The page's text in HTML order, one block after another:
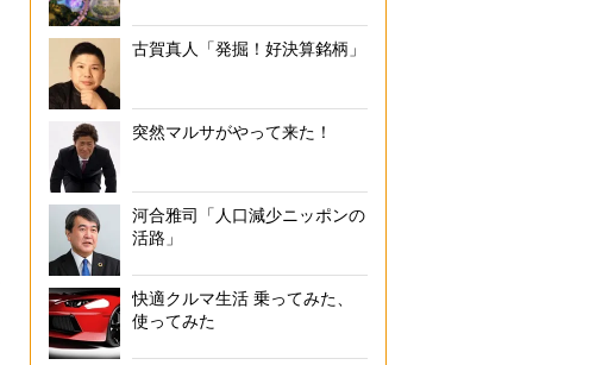
古賀真人「発掘！好決算銘柄」
突然マルサがやって来た！
河合雅司「人口減少ニッポンの
活路」
快適クルマ生活 乗ってみた、
使ってみた